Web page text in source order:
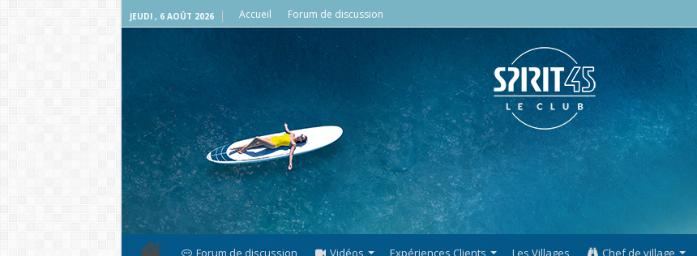
JEUDI , 6 AOÛT 2026 Accueil Forum de discussion
Forum de discussion Vidéos Expériences Clients Les Villages Chef de village